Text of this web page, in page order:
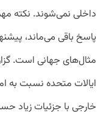
داخلی نمی‌شوند. نکته
پاسخ باقی می‌ماند،
مثال‌های جهانی است.
ایالات متحده نسبت به
خارجی با جزئیات زیاد